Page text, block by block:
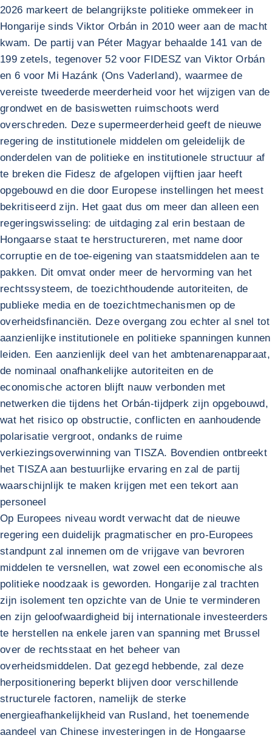
2026 markeert de belangrijkste politieke ommekeer in
Hongarije sinds Viktor Orbán in 2010 weer aan de macht
kwam. De partij van Péter Magyar behaalde 141 van de
199 zetels, tegenover 52 voor FIDESZ van Viktor Orbán
en 6 voor Mi Hazánk (Ons Vaderland), waarmee de
vereiste tweederde meerderheid voor het wijzigen van de
grondwet en de basiswetten ruimschoots werd
overschreden. Deze supermeerderheid geeft de nieuwe
regering de institutionele middelen om geleidelijk de
onderdelen van de politieke en institutionele structuur af
te breken die Fidesz de afgelopen vijftien jaar heeft
opgebouwd en die door Europese instellingen het meest
bekritiseerd zijn. Het gaat dus om meer dan alleen een
regeringswisseling: de uitdaging zal erin bestaan de
Hongaarse staat te herstructureren, met name door
corruptie en de toe-eigening van staatsmiddelen aan te
pakken. Dit omvat onder meer de hervorming van het
rechtssysteem, de toezichthoudende autoriteiten, de
publieke media en de toezichtmechanismen op de
overheidsfinanciën. Deze overgang zou echter al snel tot
aanzienlijke institutionele en politieke spanningen kunnen
leiden. Een aanzienlijk deel van het ambtenarenapparaat,
de nominaal onafhankelijke autoriteiten en de
economische actoren blijft nauw verbonden met
netwerken die tijdens het Orbán-tijdperk zijn opgebouwd,
wat het risico op obstructie, conflicten en aanhoudende
polarisatie vergroot, ondanks de ruime
verkiezingsoverwinning van TISZA. Bovendien ontbreekt
het TISZA aan bestuurlijke ervaring en zal de partij
waarschijnlijk te maken krijgen met een tekort aan
personeel
Op Europees niveau wordt verwacht dat de nieuwe
regering een duidelijk pragmatischer en pro-Europees
standpunt zal innemen om de vrijgave van bevroren
middelen te versnellen, wat zowel een economische als
politieke noodzaak is geworden. Hongarije zal trachten
zijn isolement ten opzichte van de Unie te verminderen
en zijn geloofwaardigheid bij internationale investeerders
te herstellen na enkele jaren van spanning met Brussel
over de rechtsstaat en het beheer van
overheidsmiddelen. Dat gezegd hebbende, zal deze
herpositionering beperkt blijven door verschillende
structurele factoren, namelijk de sterke
energieafhankelijkheid van Rusland, het toenemende
aandeel van Chinese investeringen in de Hongaarse